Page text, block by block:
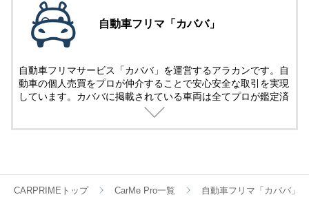
自動車フリマ「カババ」
自動車フリマサービス「カババ」を運営するアラカンです。自
動車の個人売買をプロが仲介することで安心安全な取引を実現
しています。カババに掲載されている車両は全てプロが鑑定済
CARPRIMEトップ CarMe Pro一覧 自動車フリマ「カババ」